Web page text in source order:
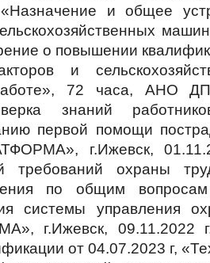
и общее
о повышении
и
72 часа, АНО
знаний
первой помощи
г.Ижевск,
требований охраны
по общим
системы управления
г.Ижевск, 09.11.2022
от 04.07.2023 г,